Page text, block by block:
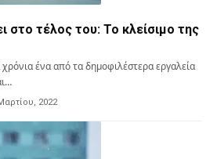
στο τέλος του: Το κλείσιμο της
ένα από τα δημοφιλέστερα εργαλεία
2022